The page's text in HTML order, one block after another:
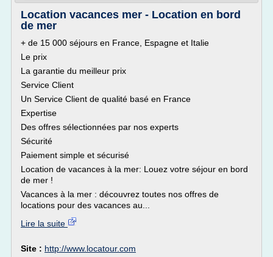
Location vacances mer - Location en bord
de mer
+ de 15 000 séjours en France, Espagne et Italie
Le prix
La garantie du meilleur prix
Service Client
Un Service Client de qualité basé en France
Expertise
Des offres sélectionnées par nos experts
Sécurité
Paiement simple et sécurisé
Location de vacances à la mer: Louez votre séjour en bord
de mer !
Vacances à la mer : découvrez toutes nos offres de
locations pour des vacances au...
Lire la suite
Site : http://www.locatour.com